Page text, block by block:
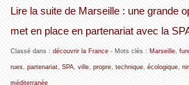
Lire la suite de Marseille : une grande
met en place en partenariat avec la
Classé dans : découvrir la France- Mots clés : Marseille,
rues, partenariat, SPA, ville, propre, technique, écologique,
méditerranée